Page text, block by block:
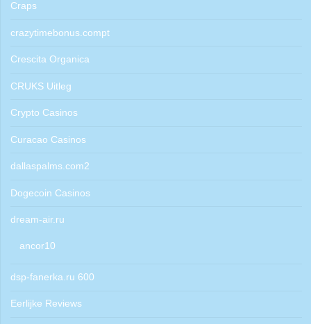
Craps
crazytimebonus.compt
Crescita Organica
CRUKS Uitleg
Crypto Casinos
Curacao Casinos
dallaspalms.com2
Dogecoin Casinos
dream-air.ru
ancor10
dsp-fanerka.ru 600
Eerlijke Reviews